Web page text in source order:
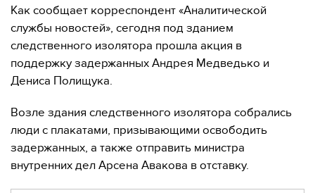
Как сообщает корреспондент «Аналитической
службы новостей», сегодня под зданием
следственного изолятора прошла акция в
поддержку задержанных Андрея Медведько и
Дениса Полищука.
Возле здания следственного изолятора собрались
люди с плакатами, призывающими освободить
задержанных, а также отправить министра
внутренних дел Арсена Авакова в отставку.